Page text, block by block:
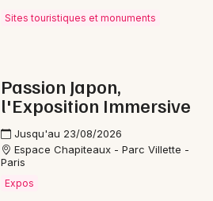
Sites touristiques et monuments
Passion Japon,
l'Exposition Immersive
Jusqu'au 23/08/2026
Espace Chapiteaux - Parc Villette -
Paris
Expos